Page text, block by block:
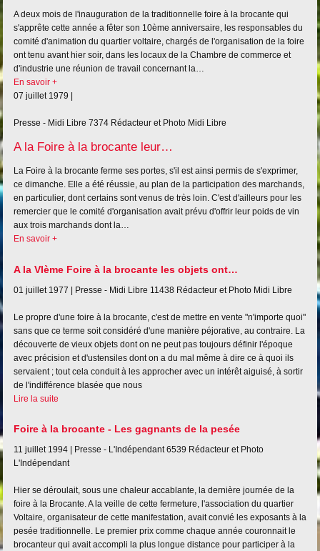
A deux mois de l'inauguration de la traditionnelle foire à la brocante qui
s'apprête cette année a fêter son 10ème anniversaire, les responsables du
comité d'animation du quartier voltaire, chargés de l'organisation de la foire
ont tenu avant hier soir, dans les locaux de la Chambre de commerce et
d'industrie une réunion de travail concernant la…
En savoir +
07 juillet 1979 |
Presse - Midi Libre 7374 Rédacteur et Photo Midi Libre
A la Foire à la brocante leur…
La Foire à la brocante ferme ses portes, s'il est ainsi permis de s'exprimer,
ce dimanche. Elle a été réussie, au plan de la participation des marchands,
en particulier, dont certains sont venus de très loin. C'est d'ailleurs pour les
remercier que le comité d'organisation avait prévu d'offrir leur poids de vin
aux trois marchands dont la…
En savoir +
A la VIème Foire à la brocante les objets ont…
01 juillet 1977 | Presse - Midi Libre 11438 Rédacteur et Photo Midi Libre
Le propre d'une foire à la brocante, c'est de mettre en vente "n'importe quoi"
sans que ce terme soit considéré d'une manière péjorative, au contraire. La
découverte de vieux objets dont on ne peut pas toujours définir l'époque
avec précision et d'ustensiles dont on a du mal même à dire ce à quoi ils
servaient ; tout cela conduit à les approcher avec un intérêt aiguisé, à sortir
de l'indifférence blasée que nous
Lire la suite
Foire à la brocante - Les gagnants de la pesée
11 juillet 1994 | Presse - L'Indépendant 6539 Rédacteur et Photo
L'Indépendant
Hier se déroulait, sous une chaleur accablante, la dernière journée de la
foire à la Brocante. A la veille de cette fermeture, l'association du quartier
Voltaire, organisateur de cette manifestation, avait convié les exposants à la
pesée traditionnelle. Le premier prix comme chaque année couronnait le
brocanteur qui avait accompli la plus longue distance pour participer à la